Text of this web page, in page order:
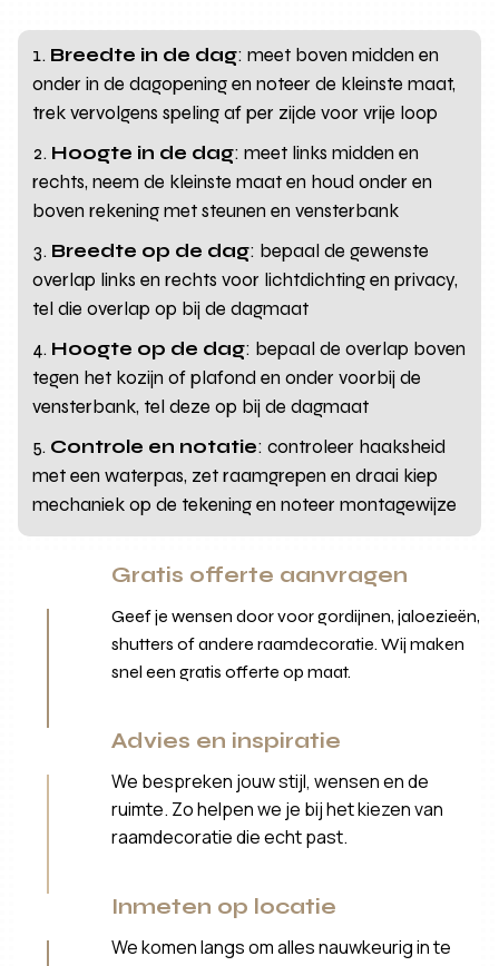
Breedte in de dag: meet boven midden en
onder in de dagopening en noteer de kleinste maat,
trek vervolgens speling af per zijde voor vrije loop
Hoogte in de dag: meet links midden en
rechts, neem de kleinste maat en houd onder en
boven rekening met steunen en vensterbank
Breedte op de dag: bepaal de gewenste
overlap links en rechts voor lichtdichting en privacy,
tel die overlap op bij de dagmaat
Hoogte op de dag: bepaal de overlap boven
tegen het kozijn of plafond en onder voorbij de
vensterbank, tel deze op bij de dagmaat
Controle en notatie: controleer haaksheid
met een waterpas, zet raamgrepen en draai kiep
mechaniek op de tekening en noteer montagewijze
Gratis offerte aanvragen
Geef je wensen door voor gordijnen, jaloezieën,
shutters of andere raamdecoratie. Wij maken
snel een gratis offerte op maat.
Advies en inspiratie
We bespreken jouw stijl, wensen en de
ruimte. Zo helpen we je bij het kiezen van
raamdecoratie die echt past.
Inmeten op locatie
We komen langs om alles nauwkeurig in te